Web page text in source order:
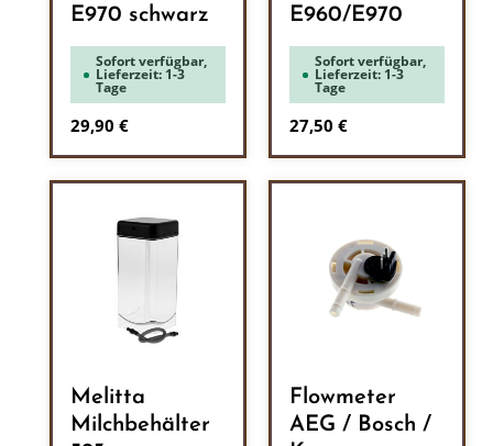
E970 schwarz
Sofort verfügbar,
Lieferzeit: 1-3
Tage
Regulärer Preis:
29,90 €
E960/E970
Sofort verfügbar,
Lieferzeit: 1-3
Tage
Regulärer Preis:
27,50 €
Melitta
Milchbehälter
Flowmeter
AEG / Bosch /